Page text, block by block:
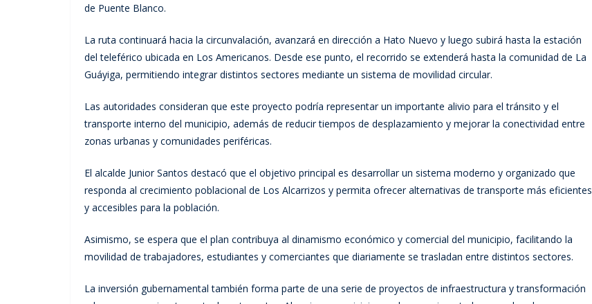
de Puente Blanco.
La ruta continuará hacia la circunvalación, avanzará en dirección a Hato Nuevo y luego subirá hasta la estación
del teleférico ubicada en Los Americanos. Desde ese punto, el recorrido se extenderá hasta la comunidad de La
Guáyiga, permitiendo integrar distintos sectores mediante un sistema de movilidad circular.
Las autoridades consideran que este proyecto podría representar un importante alivio para el tránsito y el
transporte interno del municipio, además de reducir tiempos de desplazamiento y mejorar la conectividad entre
zonas urbanas y comunidades periféricas.
El alcalde Junior Santos destacó que el objetivo principal es desarrollar un sistema moderno y organizado que
responda al crecimiento poblacional de Los Alcarrizos y permita ofrecer alternativas de transporte más eficientes
y accesibles para la población.
Asimismo, se espera que el plan contribuya al dinamismo económico y comercial del municipio, facilitando la
movilidad de trabajadores, estudiantes y comerciantes que diariamente se trasladan entre distintos sectores.
La inversión gubernamental también forma parte de una serie de proyectos de infraestructura y transformación